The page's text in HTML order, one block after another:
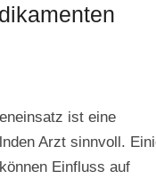
ist eine
Arzt sinnvoll.
Einfluss auf